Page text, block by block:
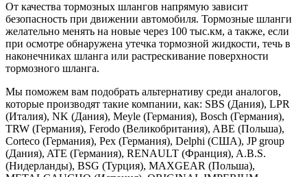
От качества тормозных шлангов напрямую зависит
безопасность при движении автомобиля. Тормозные шланги
желательно менять на новые через 100 тыс.км, а также, если
при осмотре обнаружена утечка тормозной жидкости, течь в
наконечниках шланга или растрескивание поверхности
тормозного шланга.
Мы поможем вам подобрать альтернативу среди аналогов,
которые производят такие компании, как: SBS (Дания), LPR
(Италия), NK (Дания), Meyle (Германия), Bosch (Германия),
TRW (Германия), Ferodo (Великобритания), ABE (Польша),
Corteco (Германия), Pex (Германия), Delphi (США), JP group
(Дания), ATE (Германия), RENAULT (Франция), A.B.S.
(Нидерланды), BSG (Турция), MAXGEAR (Польша),